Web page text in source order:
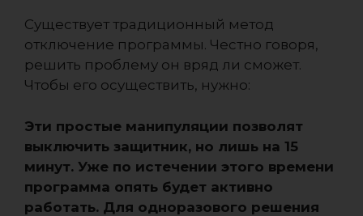
Существует традиционный метод
отключение программы. Честно говоря,
решить проблему он вряд ли сможет.
Чтобы его осуществить, нужно:
Эти простые манипуляции позволят
выключить защитник, но лишь на 15
минут. Уже по истечении этого времени
программа опять будет активно
работать. Для одноразового решения